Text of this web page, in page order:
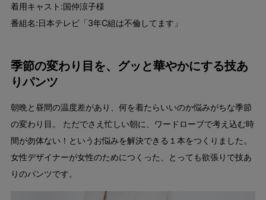
着用キャスト:国仲涼子様
番組名:日本テレビ「3年C組は不倫してます」
季節の変わり目を、グッと華やかにする技あ
りパンツ
朝晩と昼間の温度差があり、何を着たらいいのか悩みがちな季節
の変わり目。 ただでさえ忙しい朝に、ワードローブで考え込む時
間が勿体ない！というお悩みを解決できる１本をつくりました。
女性デザイナーが女性のためにつくった、とっても欲張りで技あ
りのパンツです。